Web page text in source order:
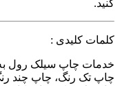
کنید.
کلمات کلیدی :
خدمات چاپ سیلک رول